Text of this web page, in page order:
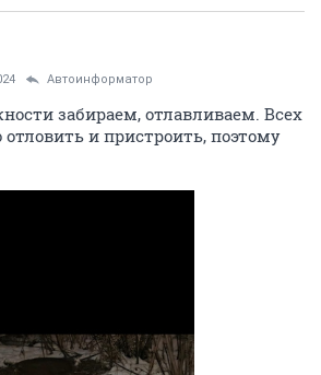
Автоинформатор
забираем, отлавливаем. Всех
и пристроить, поэтому